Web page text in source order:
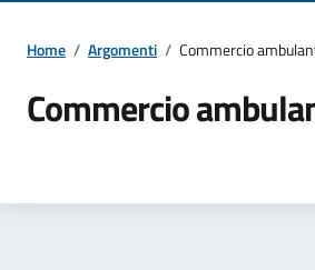
Home / Argomenti / Commercio
Commercio